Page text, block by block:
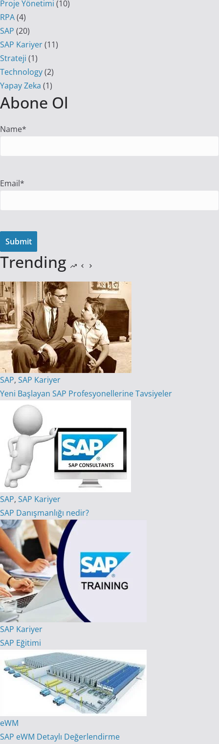
Proje Yönetimi (10)
RPA(4)
SAP (20)
SAP Kariyer(11)
Strateji (1)
Technology(2)
Yapay Zeka (1)
Abone Ol
Name*
Email*
Trending
SAP, SAP Kariyer
Yeni Başlayan SAP Profesyonellerine Tavsiyeler
SAP, SAP Kariyer
SAP Danışmanlığı nedir?
SAP Kariyer
SAP Eğitimi
eWM
SAP eWM Detaylı Değerlendirme